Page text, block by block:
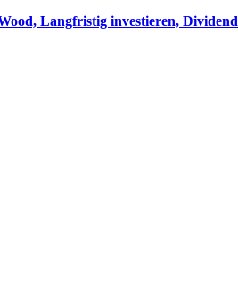
Langfristig investieren,